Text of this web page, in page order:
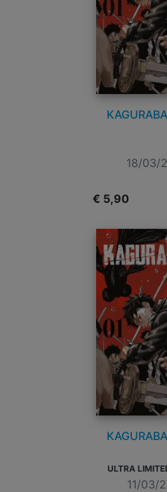
18/03/
€ 5,90
ULTRA
11/03/